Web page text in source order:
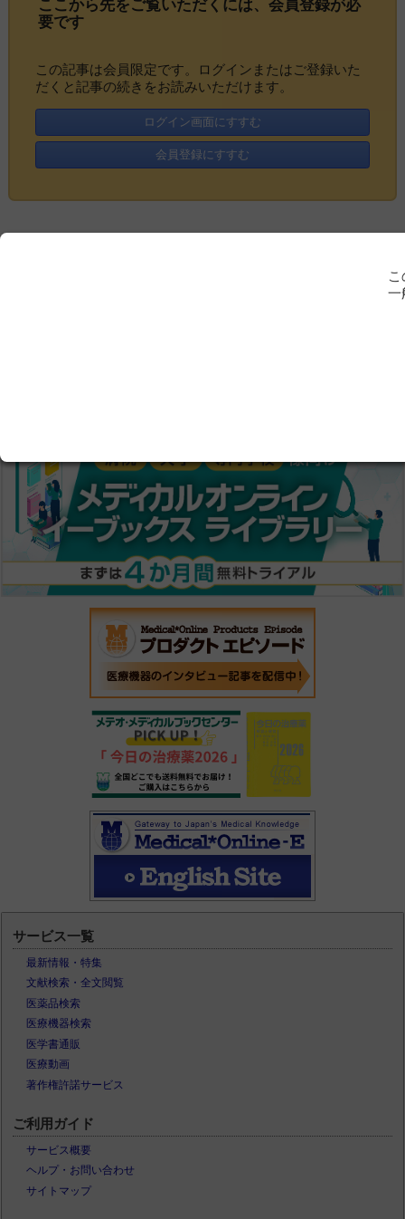
ここから先をご覧いただくには、 会員登録が必
要です
この記事は会員限定です。ログインまたはご登録いた
だくと記事の続きをお読みいただけます。
ログイン画面にすすむ
会員登録にすすむ
サービス一覧
最新情報・特集
文献検索・全文閲覧
医薬品検索
医療機器検索
医学書通販
医療動画
著作権許諾サービス
ご利用ガイド
サービス概要
ヘルプ・お問い合わせ
サイトマップ
一